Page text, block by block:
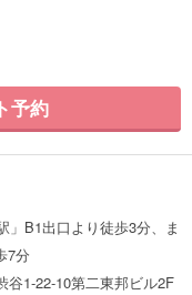
予約
」B1出口より徒歩3分、ま
7分
谷1-22-10第二東邦ビル2F